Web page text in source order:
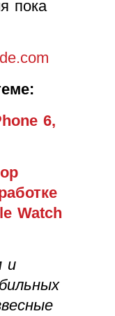
пока
6,
Watch
и